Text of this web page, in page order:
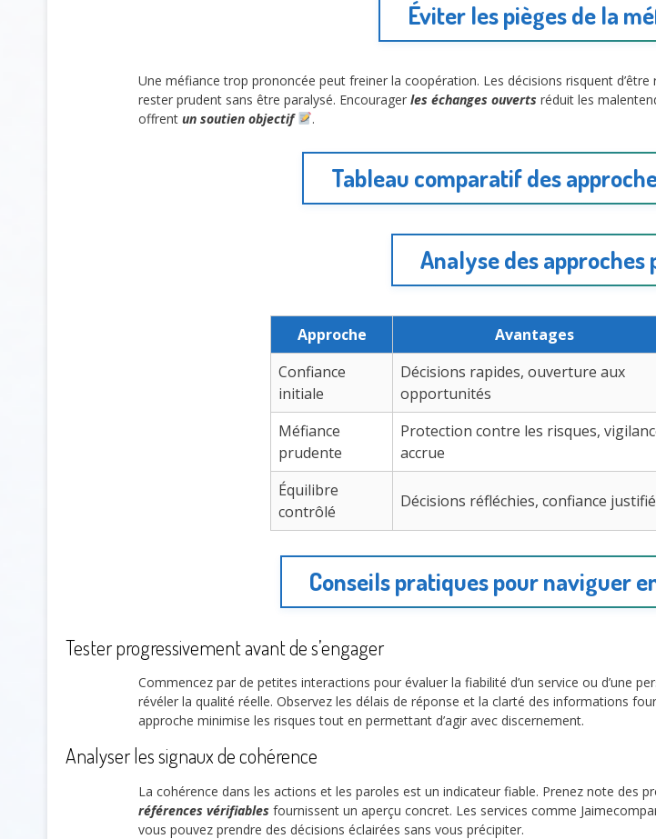
Éviter les pièges de la
Une méfiance trop prononcée peut freiner la coopération. Les décisions risquent
rester prudent sans être paralysé. Encourager les échanges ouverts réduit les
offrent un soutien objectif .
Tableau comparatif des
Analyse des approches
Approche Avantages
Confiance
initiale
Décisions rapides, ouverture aux
opportunités
Méfiance
prudente
Protection contre les risques,
accrue
Équilibre
contrôlé
Décisions réfléchies, confiance
Conseils pratiques pour naviguer
Tester progressivement avant de s’engager
Commencez par de petites interactions pour évaluer la fiabilité d’un service ou d’une
révéler la qualité réelle. Observez les délais de réponse et la clarté des informations
approche minimise les risques tout en permettant d’agir avec discernement.
Analyser les signaux de cohérence
La cohérence dans les actions et les paroles est un indicateur fiable. Prenez note des
références vérifiables fournissent un aperçu concret. Les services comme
vous pouvez prendre des décisions éclairées sans vous précipiter.